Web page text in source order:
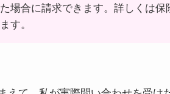
た場合に請求できます。詳しくは
ます。